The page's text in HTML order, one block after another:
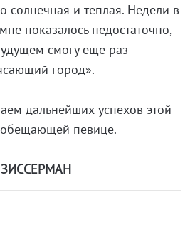
солнечная и теплая. Недели в
показалось недостаточно,
смогу еще раз
город».
дальнейших успехов этой
певице.
ЗИССЕРМАН